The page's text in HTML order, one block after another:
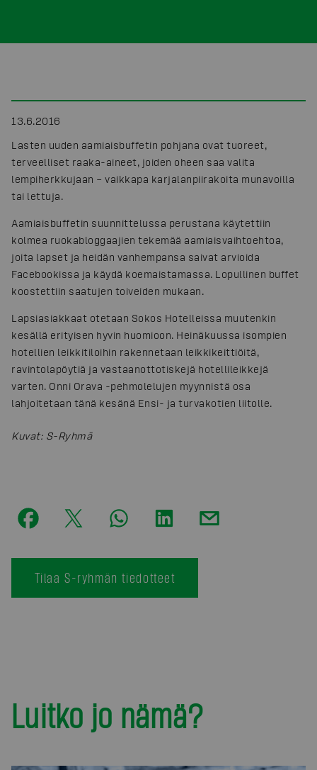
13.6.2016
Lasten uuden aamiaisbuffetin pohjana ovat tuoreet,
terveelliset raaka-aineet, joiden oheen saa valita
lempiherkkujaan – vaikkapa karjalanpiirakoita munavoilla
tai lettuja.
Aamiaisbuffetin suunnittelussa perustana käytettiin
kolmea ruokabloggaajien tekemää aamiaisvaihtoehtoa,
joita lapset ja heidän vanhempansa saivat arvioida
Facebookissa ja käydä koemaistamassa. Lopullinen buffet
koostettiin saatujen toiveiden mukaan.
Lapsiasiakkaat otetaan Sokos Hotelleissa muutenkin
kesällä erityisen hyvin huomioon. Heinäkuussa isompien
hotellien leikkitiloihin rakennetaan leikkikeittiöitä,
ravintolapöytiä ja vastaanottotiskejä hotellileikkejä
varten. Onni Orava -pehmolelujen myynnistä osa
lahjoitetaan tänä kesänä Ensi- ja turvakotien liitolle.
Kuvat: S-Ryhmä
Tilaa S-ryhmän tiedotteet
Luitko jo nämä?